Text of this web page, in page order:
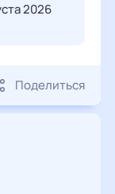
2026
Поделиться